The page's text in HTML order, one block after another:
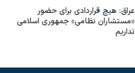
عراق: هیچ قراردادی برای حضور
«مستشاران نظامی» جمهوری اسلامی
نداریم